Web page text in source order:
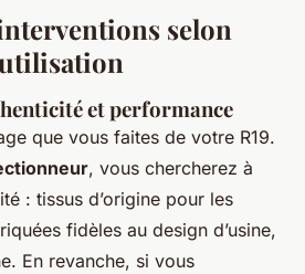
selon
et performance
que vous faites de votre R19.
, vous chercherez à
: tissus d’origine pour les
fidèles au design d’usine,
En revanche, si vous